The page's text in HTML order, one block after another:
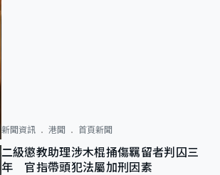
新聞資訊 港聞 首頁新聞
二級懲教助理涉木棍捅傷羈留者判囚三
年 官指帶頭犯法屬加刑因素